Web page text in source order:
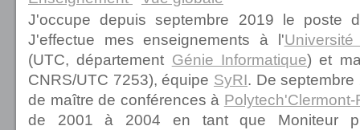
J'occupe depuis septembre 2019 le poste
J'effectue mes enseignements à l'
(UTC, département Génie Informatique) et
CNRS/UTC 7253), équipe SyRI. De
de maître de conférences à Polytech'Clermont-
de 2001 à 2004 en tant que Moniteur